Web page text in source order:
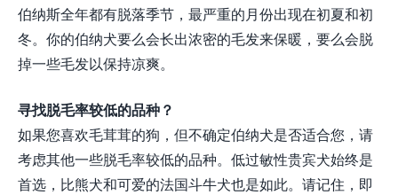
伯纳斯全年都有脱落季节，最严重的月份出现在初夏和初
冬。你的伯纳犬要么会长出浓密的毛发来保暖，要么会脱
掉一些毛发以保持凉爽。
寻找脱毛率较低的品种？
如果您喜欢毛茸茸的狗，但不确定伯纳犬是否适合您，请
考虑其他一些脱毛率较低的品种。低过敏性贵宾犬始终是
首选，比熊犬和可爱的法国斗牛犬也是如此。请记住，即